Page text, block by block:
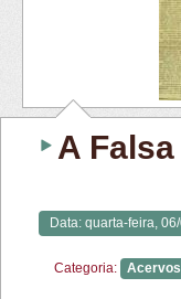
A
Data: quarta-feira,
Categoria: Acervos